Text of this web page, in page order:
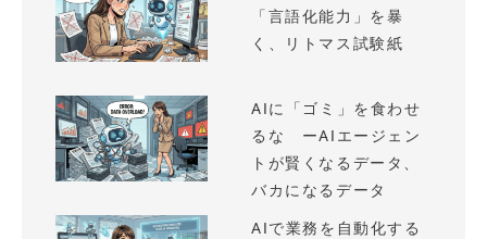
「言語化能力」を暴
く、リトマス試験紙
AIに「ゴミ」を食わせ
るな ーAIエージェン
トが賢くなるデータ、
バカになるデータ
AIで業務を自動化する